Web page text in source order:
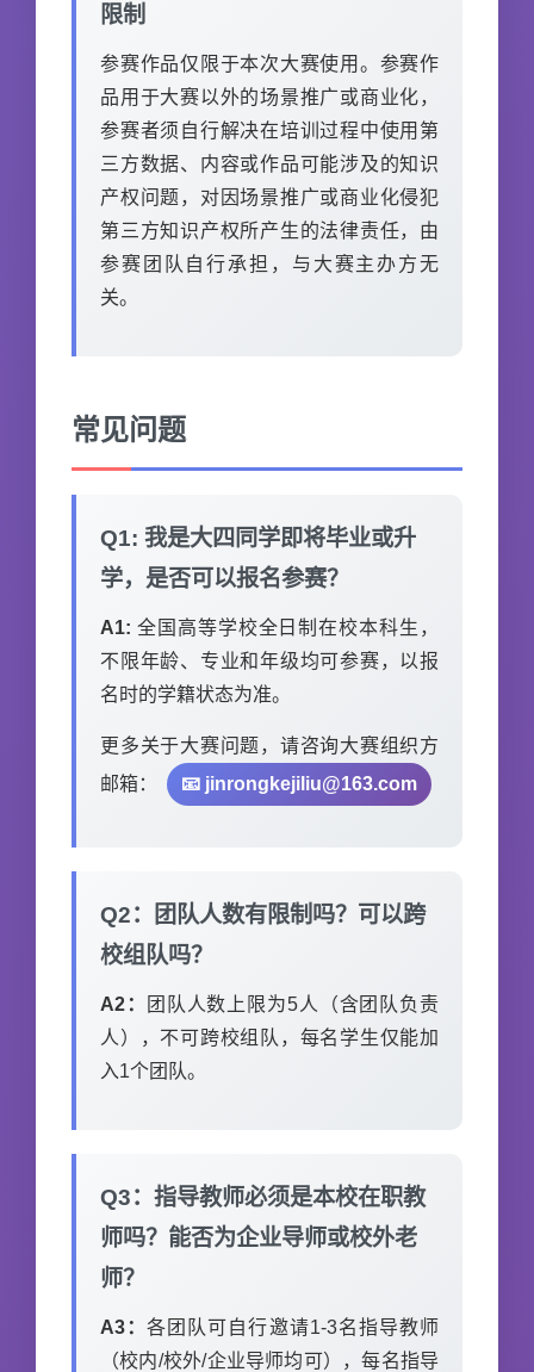
限制
参赛作品仅限于本次大赛使用。参赛作
品用于大赛以外的场景推广或商业化，
参赛者须自行解决在培训过程中使用第
三方数据、内容或作品可能涉及的知识
产权问题，对因场景推广或商业化侵犯
第三方知识产权所产生的法律责任，由
参赛团队自行承担，与大赛主办方无
关。
常见问题
Q1: 我是大四同学即将毕业或升
学，是否可以报名参赛？
A1: 全国高等学校全日制在校本科生，
不限年龄、专业和年级均可参赛，以报
名时的学籍状态为准。
更多关于大赛问题，请咨询大赛组织方
邮箱：
📧 jinrongkejiliu@163.com
Q2：团队人数有限制吗？可以跨
校组队吗？
A2：
团队人数上限为5人（含团队负责
人），不可跨校组队，每名学生仅能加
入1个团队。
Q3：指导教师必须是本校在职教
师吗？能否为企业导师或校外老
师？
A3：各团队可自行邀请1-3名指导教师
（校内/校外/企业导师均可），每名指导